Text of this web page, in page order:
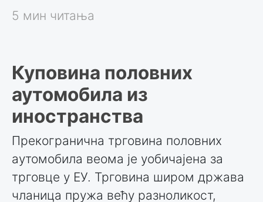
5 мин читања
Куповина половних
аутомобила из
иностранства
Прекогранична трговина половних
аутомобила веома је уобичајена за
трговце у ЕУ. Трговина широм држава
чланица пружа већу разноликост,